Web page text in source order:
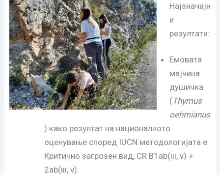
Најзначајн
и
резултати:
Емовата
мајчина
душичка
(Thymus
oehmianus
) како резултат на националното
оценување според IUCN методологијата е
Критично загрозен вид, CR B1ab(iii, v) +
2ab(iii, v).